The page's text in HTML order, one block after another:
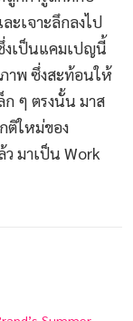
ะเจาะลึกลงไป
ซึ่งเป็นแคมเปญนี้
าพ ซึ่งสะท้อนให้
ก ๆ ตรงนั้น มาส
ติใหม่ของ
มาเป็น Work